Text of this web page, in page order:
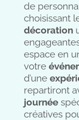
de
choisissant
décoration
espace en
votre
d’une
repartiront
journée
créatives